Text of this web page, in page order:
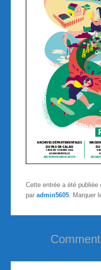
Cette entrée a été
paradmin5605. Marquer